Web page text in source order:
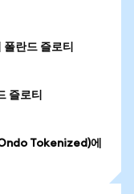
란드 즐로티
즐로티
Tokenized)에